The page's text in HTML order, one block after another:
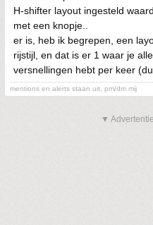
H-shifter layout ingesteld
met een knopje..
er is, heb ik begrepen, een
rijstijl, en dat is er 1 waar je
versnellingen hebt per keer
mentions en alerts staan uit, pm/dm mij
▼